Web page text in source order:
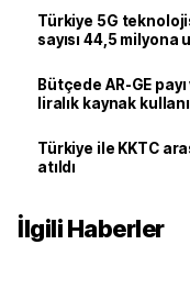
Türkiye 5G
sayısı 44,5 milyona
Bütçede AR-GE
liralık kaynak
Türkiye ile KKTC
atıldı
İlgili Haberler